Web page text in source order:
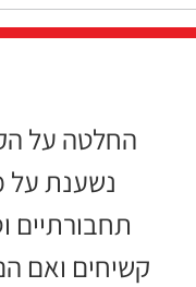
החלטה על
נשענת על
תחבורתיים
קשיחים ואם